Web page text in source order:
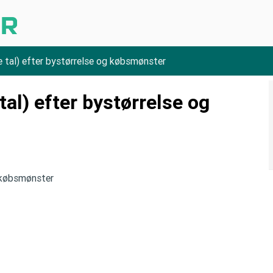
tal) efter bystørrelse og købsmønster
efter bystørrelse og